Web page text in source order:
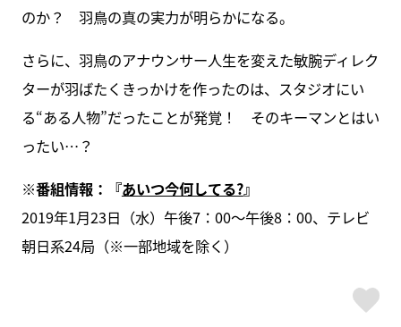
のか？ 羽鳥の真の実力が明らかになる。
さらに、羽鳥のアナウンサー人生を変えた敏腕ディレク
ターが羽ばたくきっかけを作ったのは、スタジオにい
る“ある人物”だったことが発覚！ そのキーマンとはい
ったい…？
※番組情報：『あいつ今何してる?』
2019年1月23日（水）午後7：00～午後8：00、テレビ
朝日系24局（※一部地域を除く）